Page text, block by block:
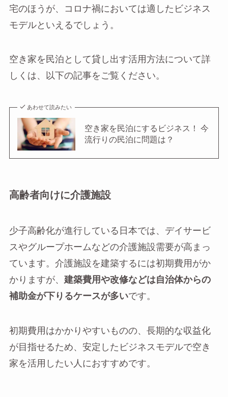
宅のほうが、コロナ禍においては適したビジネス
モデルといえるでしょう。
空き家を民泊として貸し出す活用方法について詳
しくは、以下の記事をご覧ください。
あわせて読みたい
空き家を民泊にするビジネス！ 今
流行りの民泊に問題は？
高齢者向けに介護施設
少子高齢化が進行している日本では、デイサービ
スやグループホームなどの介護施設需要が高まっ
ています。介護施設を建築するには初期費用がか
かりますが、 建築費用や改修などは自治体からの
補助金が下りるケースが多いです。
初期費用はかかりやすいものの、長期的な収益化
が目指せるため、安定したビジネスモデルで空き
家を活用したい人におすすめです。